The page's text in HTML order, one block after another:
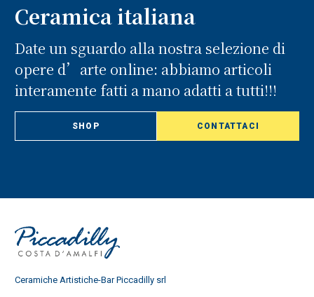
Ceramica italiana
Date un sguardo alla nostra selezione di
opere d’arte online: abbiamo articoli
interamente fatti a mano adatti a tutti!!!
SHOP CONTATTACI
Ceramiche Artistiche-Bar Piccadilly srl